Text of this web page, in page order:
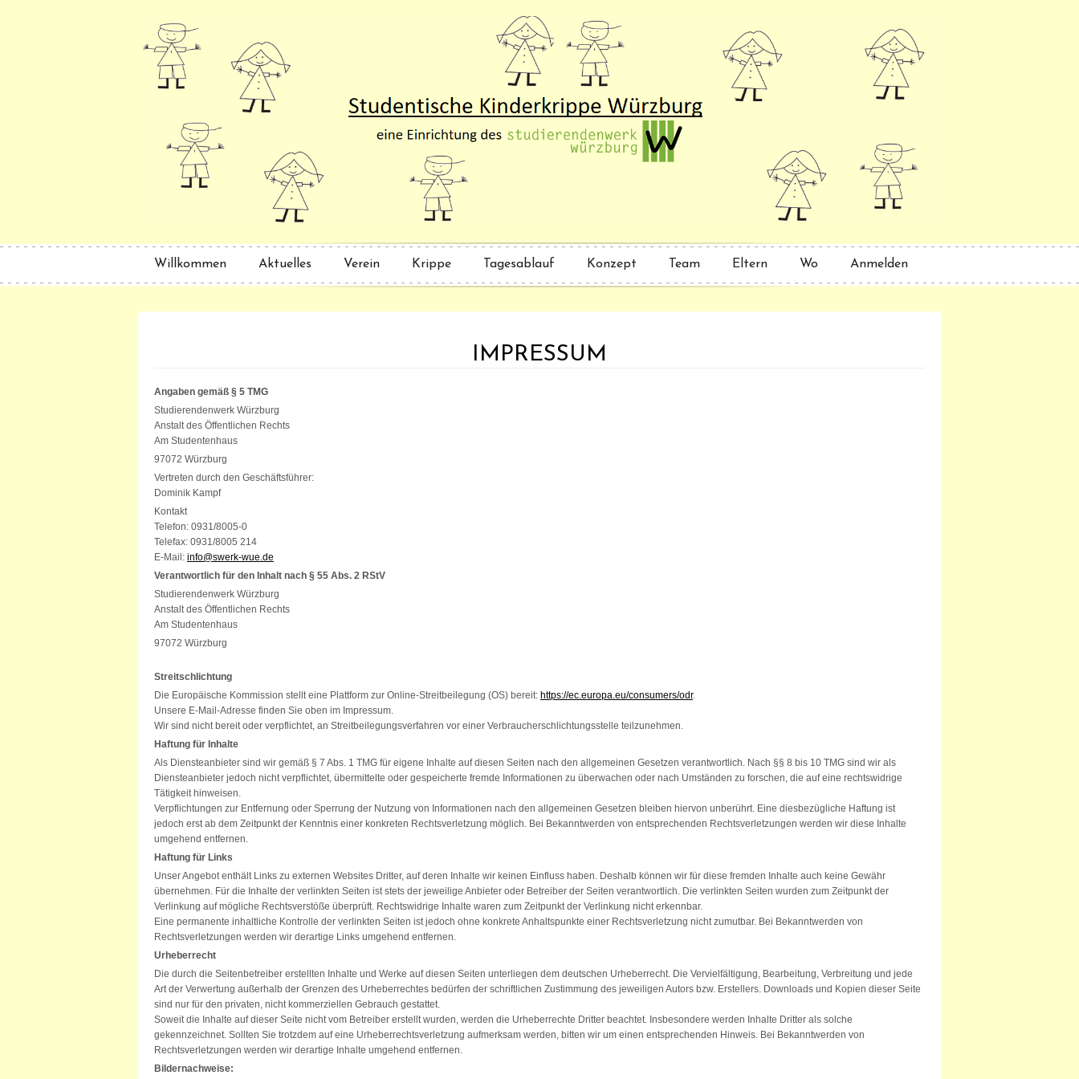
Willkommen Aktuelles Verein Krippe Tagesablauf Konzept Team Eltern Wo Anmelden
IMPRESSUM
Angaben gemäß § 5 TMG
Studierendenwerk Würzburg
Anstalt des Öffentlichen Rechts
Am Studentenhaus
97072 Würzburg
Vertreten durch den Geschäftsführer:
Dominik Kampf
Kontakt
Telefon: 0931/8005-0
Telefax: 0931/8005 214
E-Mail: info@swerk-wue.de
Verantwortlich für den Inhalt nach § 55 Abs. 2 RStV
Studierendenwerk Würzburg
Anstalt des Öffentlichen Rechts
Am Studentenhaus
97072 Würzburg
Streitschlichtung
Die Europäische Kommission stellt eine Plattform zur Online-Streitbeilegung (OS) bereit: https://ec.europa.eu/consumers/odr.
Unsere E-Mail-Adresse finden Sie oben im Impressum.
Wir sind nicht bereit oder verpflichtet, an Streitbeilegungsverfahren vor einer Verbraucherschlichtungsstelle teilzunehmen.
Haftung für Inhalte
Als Diensteanbieter sind wir gemäß § 7 Abs. 1 TMG für eigene Inhalte auf diesen Seiten nach den allgemeinen Gesetzen verantwortlich. Nach §§ 8 bis 10 TMG sind wir als
Diensteanbieter jedoch nicht verpflichtet, übermittelte oder gespeicherte fremde Informationen zu überwachen oder nach Umständen zu forschen, die auf eine rechtswidrige
Tätigkeit hinweisen.
Verpflichtungen zur Entfernung oder Sperrung der Nutzung von Informationen nach den allgemeinen Gesetzen bleiben hiervon unberührt. Eine diesbezügliche Haftung ist
jedoch erst ab dem Zeitpunkt der Kenntnis einer konkreten Rechtsverletzung möglich. Bei Bekanntwerden von entsprechenden Rechtsverletzungen werden wir diese Inhalte
umgehend entfernen.
Haftung für Links
Unser Angebot enthält Links zu externen Websites Dritter, auf deren Inhalte wir keinen Einfluss haben. Deshalb können wir für diese fremden Inhalte auch keine Gewähr
übernehmen. Für die Inhalte der verlinkten Seiten ist stets der jeweilige Anbieter oder Betreiber der Seiten verantwortlich. Die verlinkten Seiten wurden zum Zeitpunkt der
Verlinkung auf mögliche Rechtsverstöße überprüft. Rechtswidrige Inhalte waren zum Zeitpunkt der Verlinkung nicht erkennbar.
Eine permanente inhaltliche Kontrolle der verlinkten Seiten ist jedoch ohne konkrete Anhaltspunkte einer Rechtsverletzung nicht zumutbar. Bei Bekanntwerden von
Rechtsverletzungen werden wir derartige Links umgehend entfernen.
Urheberrecht
Die durch die Seitenbetreiber erstellten Inhalte und Werke auf diesen Seiten unterliegen dem deutschen Urheberrecht. Die Vervielfältigung, Bearbeitung, Verbreitung und jede
Art der Verwertung außerhalb der Grenzen des Urheberrechtes bedürfen der schriftlichen Zustimmung des jeweiligen Autors bzw. Erstellers. Downloads und Kopien dieser Seite
sind nur für den privaten, nicht kommerziellen Gebrauch gestattet.
Soweit die Inhalte auf dieser Seite nicht vom Betreiber erstellt wurden, werden die Urheberrechte Dritter beachtet. Insbesondere werden Inhalte Dritter als solche
gekennzeichnet. Sollten Sie trotzdem auf eine Urheberrechtsverletzung aufmerksam werden, bitten wir um einen entsprechenden Hinweis. Bei Bekanntwerden von
Rechtsverletzungen werden wir derartige Inhalte umgehend entfernen.
Bildernachweise: